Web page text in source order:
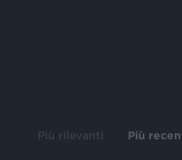
Più rilevanti Più